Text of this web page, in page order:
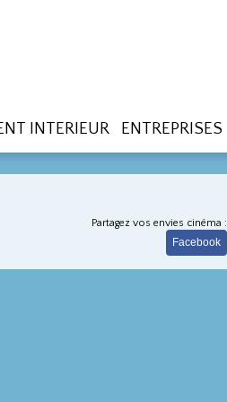
INTERIEUR ENTREPRISES
Partagez vos envies cinéma :
Facebook